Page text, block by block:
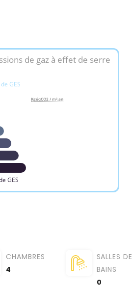
de gaz à effet de serre
GES
GES
KgéqCO2 / m².an
CHAMBRES
4
SALLES DE
BAINS
0